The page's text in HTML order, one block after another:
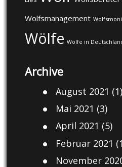
Wolfsmanagement
Wölfe Wölfe in
Archive
August 2021 (1)
Mai 2021 (3)
April 2021 (5)
Februar 2021
November